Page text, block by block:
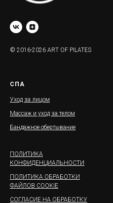
© 2016-2026 ART OF PILATES
СПА
Уход за лицом
Массаж и уход за телом
Бандажное обертывание
ПОЛИТИКА
КОНФИДЕНЦИАЛЬНОСТИ
ПОЛИТИКА ОБРАБОТКИ
ФАЙЛОВ COOKIE
СОГЛАСИЕ НА ОБРАБОТКУ